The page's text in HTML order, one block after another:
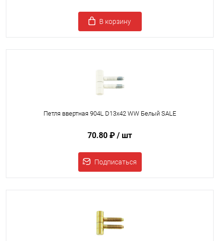
В корзину
Петля ввертная 904L D13x42 WW Белый SALE
70.80 ₽ / шт
Подписаться